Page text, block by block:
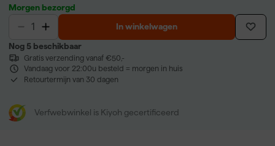
Morgen bezorgd
In winkelwagen
Nog 5 beschikbaar
Gratis verzending vanaf €50,-
Vandaag voor 22:00u besteld = morgen in huis
Retourtermijn van 30 dagen
Verfwebwinkel is Kiyoh gecertificeerd